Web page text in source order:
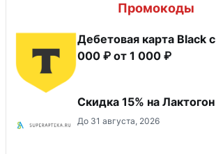
Промокоды
Дебетовая карта Black
000 ₽ от 1 000 ₽
Скидка 15% на
До 31 августа, 2026